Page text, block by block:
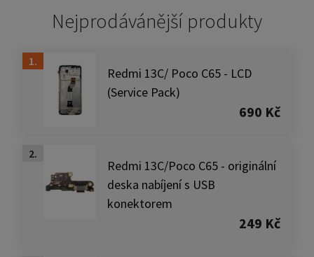
Nejprodávánější produkty
1.
Redmi 13C/ Poco C65 - LCD
(Service Pack)
690 Kč
2.
Redmi 13C/Poco C65 - originální
deska nabíjení s USB
konektorem
249 Kč